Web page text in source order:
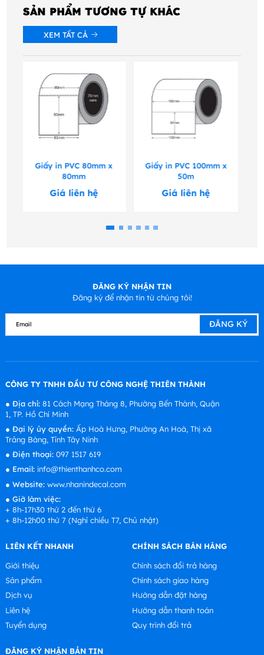
SẢN PHẨM TƯƠNG TỰ KHÁC
XEM TẤT CẢ
in PVC 80mm x
Giấy in PVC 100mm x
Giấy in PVC
ĐĂNG KÝ NHẬN TIN
Đăng ký để nhận tin từ chúng tôi!
CÔNG TY TNHH ĐẦU TƯ CÔNG NGHỆ THIÊN THÀNH
● Địa chỉ:81 Cách Mạng Tháng 8, Phường Bến Thành, Quận
1, TP. Hồ Chí Minh
● Đại lý ủy quyền:Ấp Hoà Hưng, Phường An Hoà, Thị xã
Trảng Bàng, Tỉnh Tây Ninh
● Điện thoại: 097 1517 619
● Email: info@thienthanhco.com
● Website:www.nhanindecal.com
● Giờ làm việc:
+ 8h-17h30 thứ 2 đến thứ 6
+ 8h-12h00 thứ 7 (Nghỉ chiều T7, Chủ nhật)
LIÊN KẾT NHANH
Giới thiệu
Sản phẩm
Dịch vụ
Liên hệ
Tuyển dụng
CHÍNH SÁCH BÁN HÀNG
Chính sách đổi trả hàng
Chính sách giao hàng
Hướng dẫn đặt hàng
Hướng dẫn thanh toán
Quy trình đổi trả
ĐĂNG KÝ NHẬN BẢN TIN